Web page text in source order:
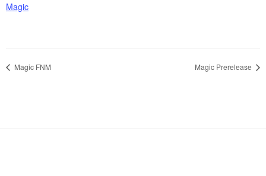
Magic
Magic FNM Magic Prerelease